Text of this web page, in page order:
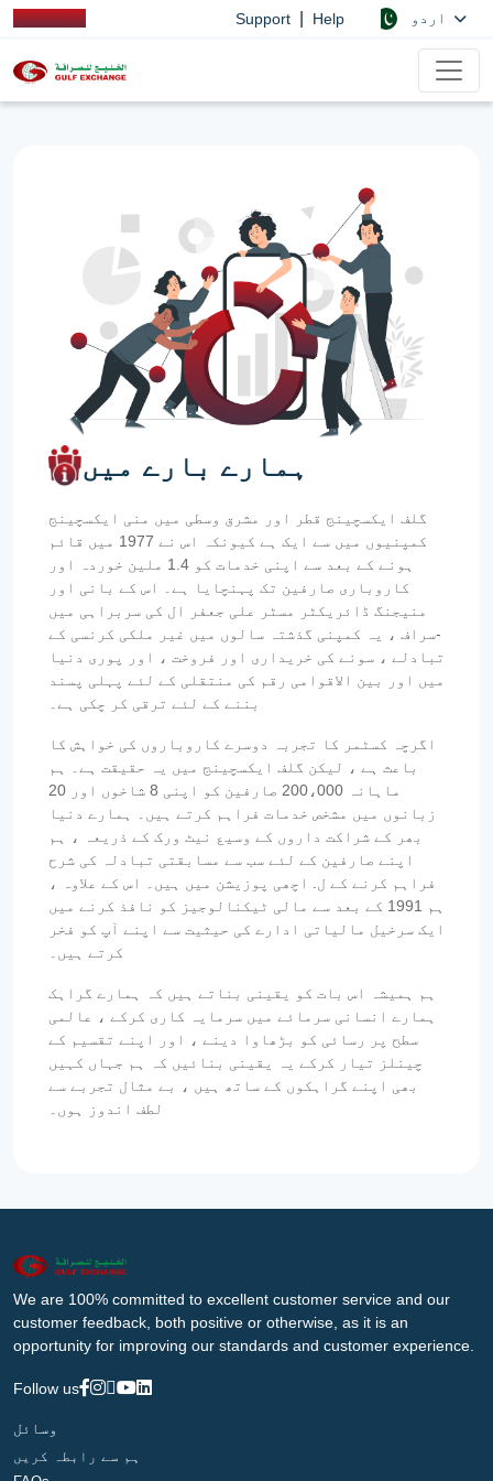
Support Help
ہمارے بارے میں
گلف ایکسچینج قطر اور مشرق وسطی میں منی ایکسچینج
کمپنیوں میں سے ایک ہے کیونکہ اس نے 1977 میں قائم
ہونے کے بعد سے اپنی خدمات کو 1.4 ملین خوردہ اور
کاروباری صارفین تک پہنچایا ہے۔ اس کے بانی اور
منیجنگ ڈائریکٹر مسٹر علی جعفر ال کی سربراہی میں
-سراف ، یہ کمپنی گذشتہ سالوں میں غیر ملکی کرنسی کے
تبادلے ، سونے کی خریداری اور فروخت ، اور پوری دنیا
میں اور بین الاقوامی رقم کی منتقلی کے لئے پہلی پسند
بننے کے لئے ترقی کر چکی ہے۔
اگرچہ کسٹمر کا تجربہ دوسرے کاروباروں کی خواہش کا
باعث ہے ، لیکن گلف ایکسچینج میں یہ حقیقت ہے۔ ہم
ماہانہ 200،000 صارفین کو اپنی 8 شاخوں اور 20
زبانوں میں مشخص خدمات فراہم کرتے ہیں۔ ہمارے دنیا
بھر کے شراکت داروں کے وسیع نیٹ ورک کے ذریعہ ، ہم
اپنے صارفین کے لئے سب سے مسابقتی تبادلہ کی شرح
فراہم کرنے کے ل. اچھی پوزیشن میں ہیں۔ اس کے علاوہ ،
ہم 1991 کے بعد سے مالی ٹیکنالوجیز کو نافذ کرنے میں
ایک سرخیل مالیاتی ادارے کی حیثیت سے اپنے آپ کو فخر
کرتے ہیں۔
ہم ہمیشہ اس بات کو یقینی بناتے ہیں کہ ہمارے گراہک
ہمارے انسانی سرمائے میں سرمایہ کاری کرکے ، عالمی
سطح پر رسائی کو بڑھاوا دینے ، اور اپنے تقسیم کے
چینلز تیار کرکے یہ یقینی بنائیں کہ ہم جہاں کہیں
بھی اپنے گراہکوں کے ساتھ ہیں ، بے مثال تجربے سے
لطف اندوز ہوں۔
We are 100% committed to excellent customer service and our
customer feedback, both positive or otherwise, as it is an
opportunity for improving our standards and customer experience.
Follow us
وسائل
ہم سے رابطہ کریں